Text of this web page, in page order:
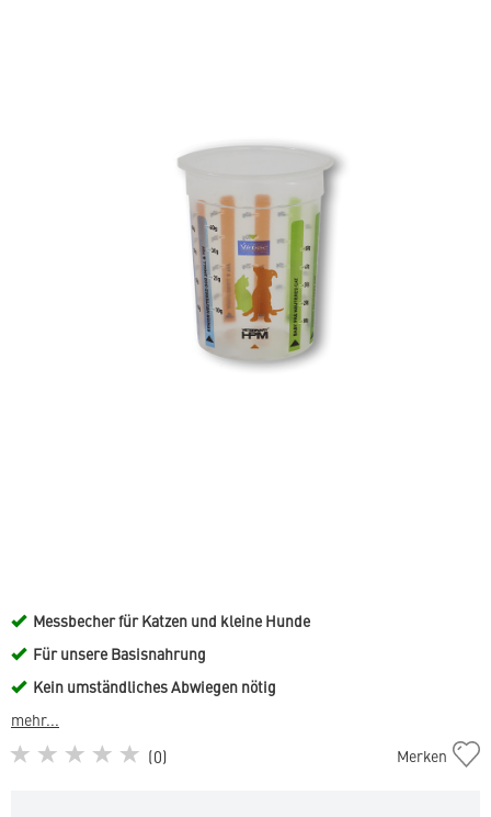
Messbecher für Katzen und kleine Hunde
Für unsere Basisnahrung
Kein umständliches Abwiegen nötig
mehr...
(0)
Messbecher
Merken